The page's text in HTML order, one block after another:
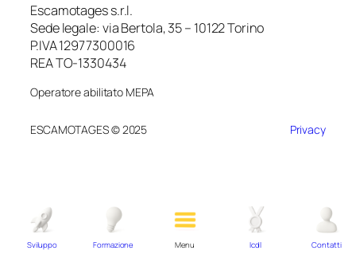
Sviluppo Formazione Menu Icdl Contatti
Escamotages s.r.l.
Sede legale: via Bertola, 35 – 10122 Torino
P.IVA 12977300016
REA TO-1330434
Operatore abilitato MEPA
ESCAMOTAGES © 2025 Privacy